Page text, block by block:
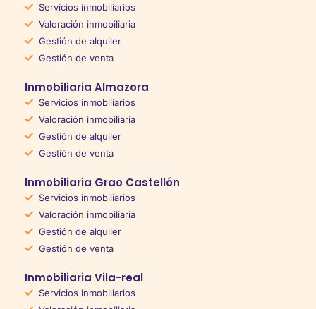
Servicios inmobiliarios
Valoración inmobiliaria
Gestión de alquiler
Gestión de venta
Inmobiliaria Almazora
Servicios inmobiliarios
Valoración inmobiliaria
Gestión de alquiler
Gestión de venta
Inmobiliaria Grao Castellón
Servicios inmobiliarios
Valoración inmobiliaria
Gestión de alquiler
Gestión de venta
Inmobiliaria Vila-real
Servicios inmobiliarios